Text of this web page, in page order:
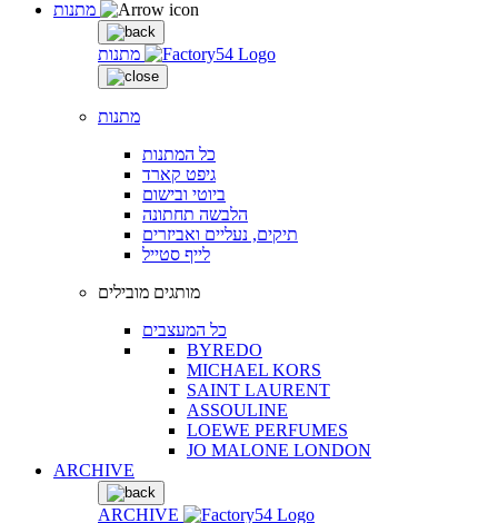
מתנות
מתנות
כל המתנות
גיפט קארד
ביוטי ובישום
הלבשה תחתונה
תיקים, נעליים ואביזרים
לייף סטייל
מותגים מובילים
כל המעצבים
BYREDO
MICHAEL KORS
SAINT LAURENT
ASSOULINE
LOEWE PERFUMES
JO MALONE LONDON
ARCHIVE
ARCHIVE